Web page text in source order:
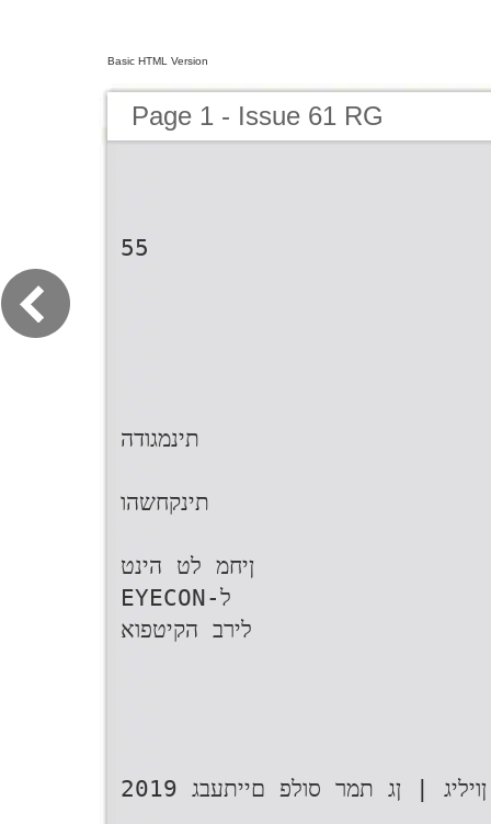
Basic HTML Version
Page 1 - Issue 61 RG
55
תינמגודה
תינקחשהו
ןיחמ לט הינט
EYECON-ל
לירב הקיטפוא
2019 רבמבונ | ף"שת ןושחרמ | 61 'סמ ןויליג | ןג תמר סולפ םייתעבג